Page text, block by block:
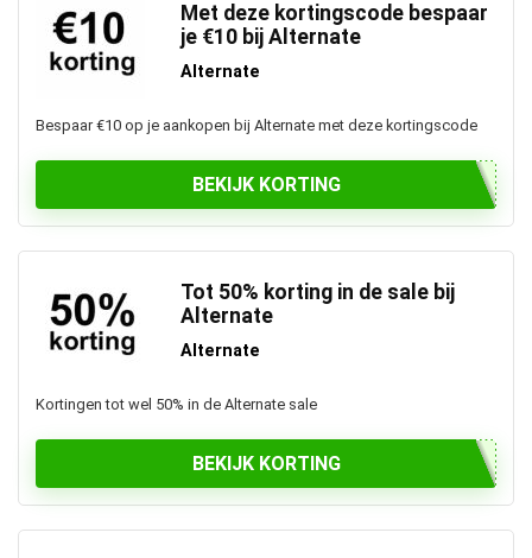
Met deze kortingscode bespaar
je €10 bij Alternate
Alternate
Bespaar €10 op je aankopen bij Alternate met deze kortingscode
BEKIJK KORTING
Tot 50% korting in de sale bij
Alternate
Alternate
Kortingen tot wel 50% in de Alternate sale
BEKIJK KORTING